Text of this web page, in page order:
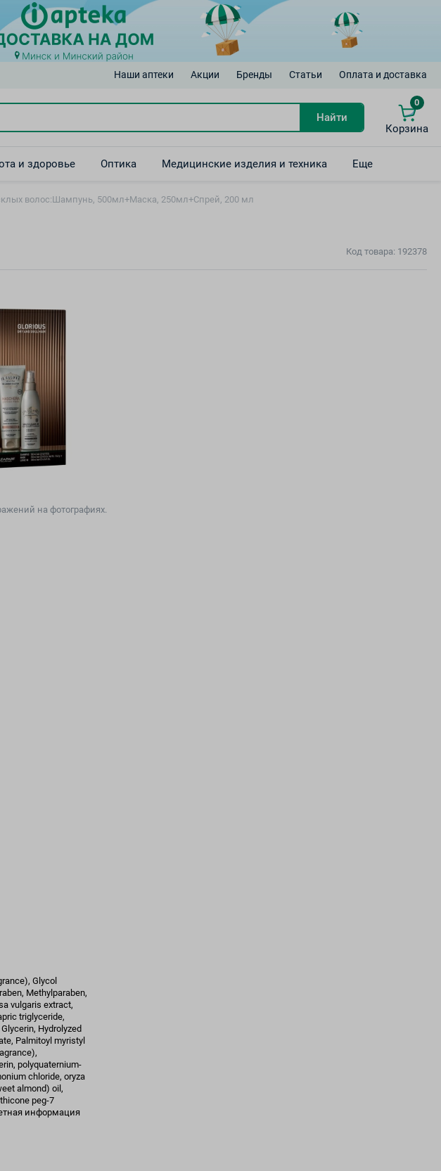
Наши аптеки Акции Бренды Статьи Оплата и доставка
Найти
0
Корзина
и здоровье Оптика Медицинские изделия и техника Еще
волос:Шампунь, 500мл+Маска, 250мл+Спрей, 200 мл
Код товара: 192378
на фотографиях.
Glycol
Methylparaben,
vulgaris extract,
triglyceride,
Hydrolyzed
Palmitoyl myristyl
polyquaternium-
chloride, oryza
almond) oil,
peg-7
информация